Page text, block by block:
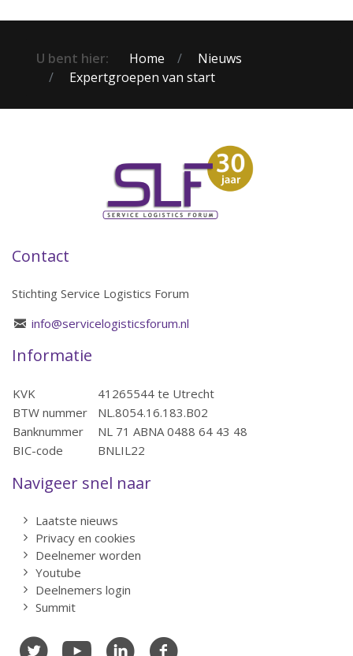
U bent hier: Home
Nieuws
Expertgroepen van start
Contact
Stichting Service Logistics Forum
info@servicelogisticsforum.nl
Informatie
KVK
41265544 te Utrecht
BTW nummer
NL.8054.16.183.B02
Banknummer
NL 71 ABNA 0488 64 43 48
BIC-code
BNLIL22
Navigeer snel naar
Laatste nieuws
Privacy en cookies
Deelnemer worden
Youtube
Deelnemers login
Summit